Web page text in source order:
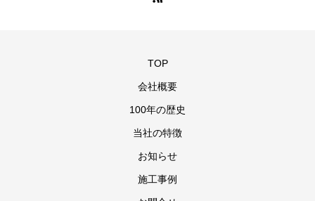
TOP
会社概要
100年の歴史
当社の特徴
お知らせ
施工事例